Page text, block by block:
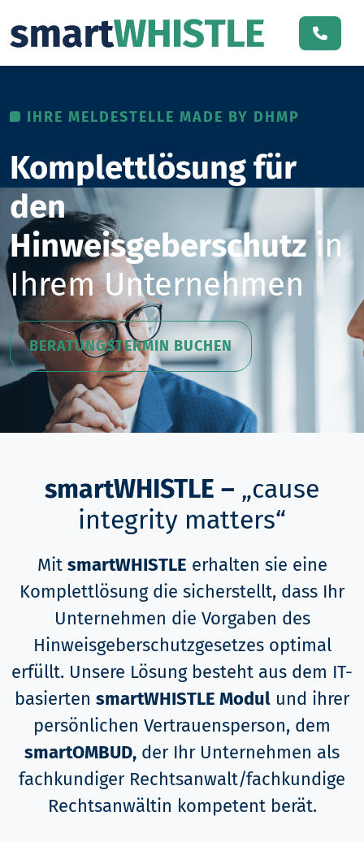
IHRE MELDESTELLE MADE BY DHMP
Komplettlösung für
den
Hinweisgeberschutz in
Ihrem Unternehmen
BERATUNGSTERMIN BUCHEN
smartWHISTLE – „cause
integrity matters“
Mit smartWHISTLE erhalten sie eine
Komplettlösung die sicherstellt, dass Ihr
Unternehmen die Vorgaben des
Hinweisgeberschutzgesetzes optimal
erfüllt. Unsere Lösung besteht aus dem IT-
basierten smartWHISTLE Modul und ihrer
persönlichen Vertrauensperson, dem
smartOMBUD, der Ihr Unternehmen als
fachkundiger Rechtsanwalt/fachkundige
Rechtsanwältin kompetent berät.